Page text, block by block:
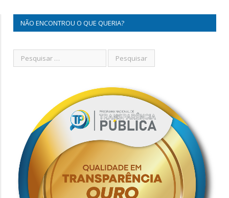
NÃO ENCONTROU O QUE QUERIA?